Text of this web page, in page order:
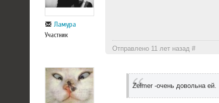
Ламура
Участник
Отправлено 11 лет назад#
Zelmer -очень довольна ей.